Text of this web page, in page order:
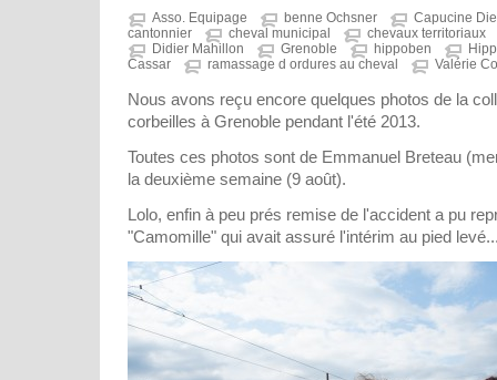
Asso. Equipage benne Ochsner
Capucine
cantonnier
cheval municipal
chevaux territoriaux
Didier Mahillon
Grenoble hippoben
Cassar
ramassage d ordures au cheval Valérie
Nous avons reçu encore quelques photos de la
corbeilles à Grenoble pendant l'été 2013.
Toutes ces photos sont de Emmanuel Breteau
la deuxième semaine (9 août).
Lolo, enfin à peu prés remise de l'accident a pu
"Camomille" qui avait assuré l'intérim au pied